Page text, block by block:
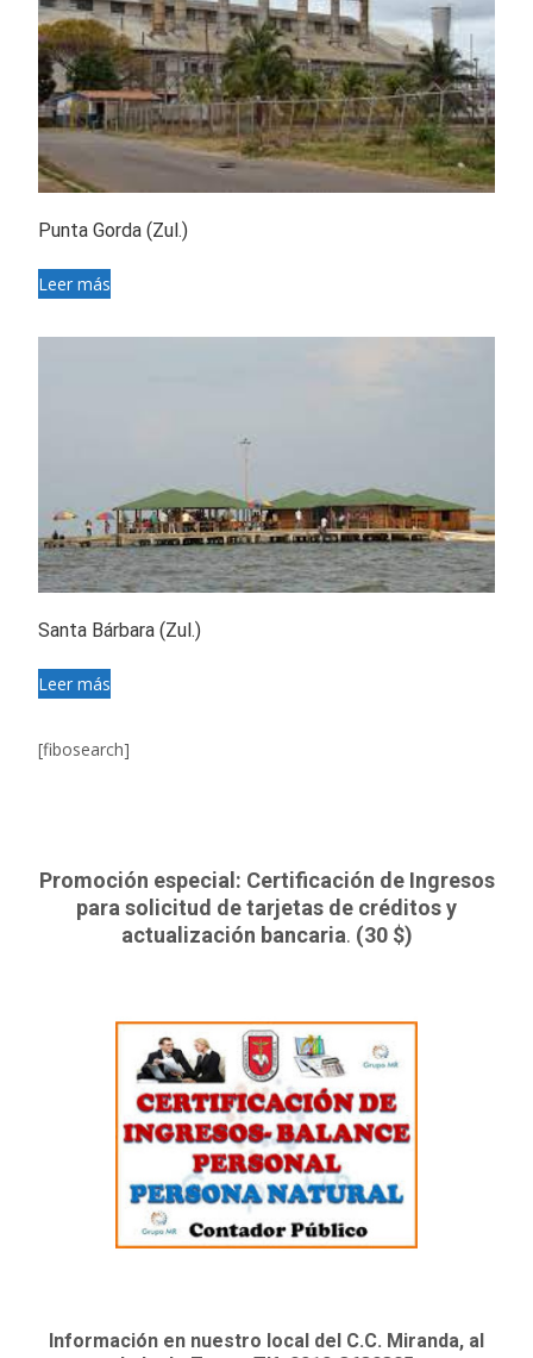
Punta Gorda (Zul.)
Leer más
Santa Bárbara (Zul.)
Leer más
[fibosearch]
Promoción especial: Certificación de Ingresos
para solicitud de tarjetas de créditos y
actualización bancaria. (30 $)
Información en nuestro local del C.C. Miranda, al